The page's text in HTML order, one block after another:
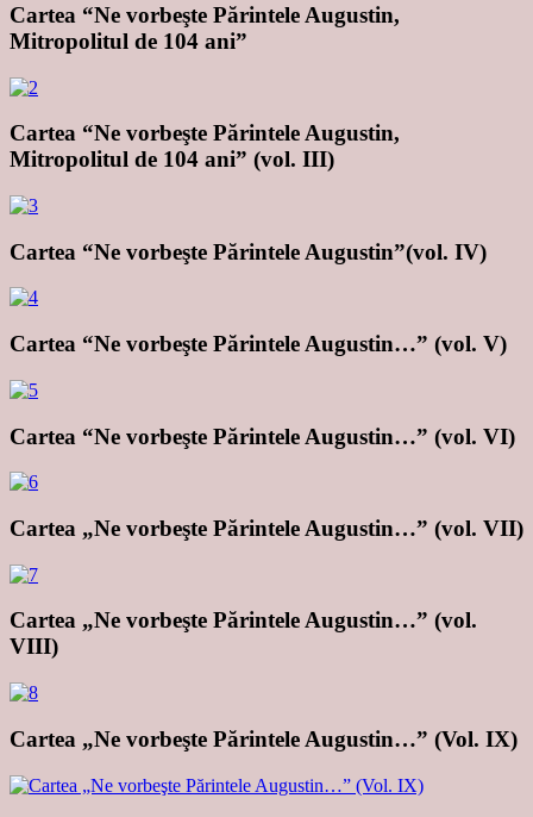
Cartea “Ne vorbeşte Părintele Augustin,
Mitropolitul de 104 ani”
Cartea “Ne vorbeşte Părintele Augustin,
Mitropolitul de 104 ani” (vol. III)
Cartea “Ne vorbeşte Părintele Augustin”(vol. IV)
Cartea “Ne vorbeşte Părintele Augustin…” (vol. V)
Cartea “Ne vorbeşte Părintele Augustin…” (vol. VI)
Cartea „Ne vorbeşte Părintele Augustin…” (vol. VII)
Cartea „Ne vorbeşte Părintele Augustin…” (vol.
VIII)
Cartea „Ne vorbeşte Părintele Augustin…” (Vol. IX)